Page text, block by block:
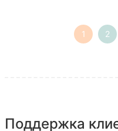
1 2
Поддержка